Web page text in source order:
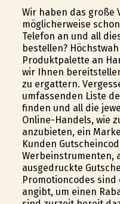
Wir haben das große
möglicherweise
Telefon an und all
bestellen?
Produktpalette an
wir Ihnen
zu ergattern.
umfassenden Liste
finden und all die
Online-Handels, wie
anzubieten, ein
Kunden
Werbeinstrumenten,
ausgedruckte
Promotioncodes
angibt, um einen